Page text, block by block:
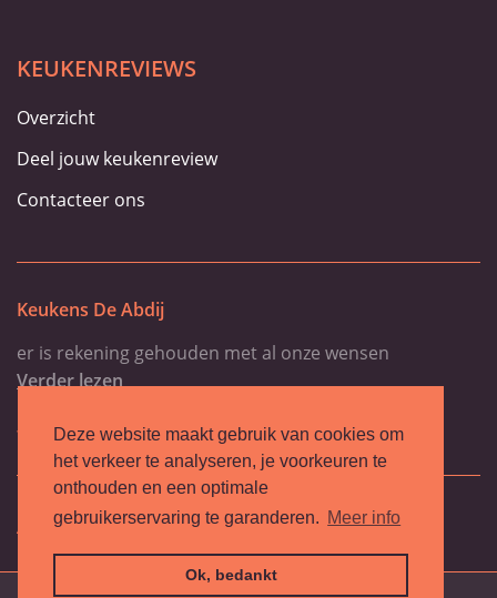
Deze website maakt gebruik van cookies om
het verkeer te analyseren, je voorkeuren te
onthouden en een optimale
gebruikerservaring te garanderen. Meer info
Ok, bedankt
KEUKENREVIEWS
Overzicht
Deel jouw keukenreview
Contacteer ons
Keukens De Abdij
er is rekening gehouden met al onze wensen
Verder lezen
-Heyndricks Y.
Algemene voorwaarden Privacy policy